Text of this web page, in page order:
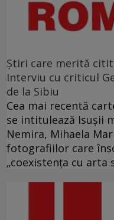
Ştiri care merită
Interviu cu criticul
de la Sibiu
Cea mai recentă
se intitulează Isuşii
Nemira, Mihaela
fotografiilor care
„coexistenţa cu arta